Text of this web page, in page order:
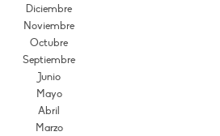
Diciembre
Noviembre
Octubre
Septiembre
Junio
Mayo
Abril
Marzo